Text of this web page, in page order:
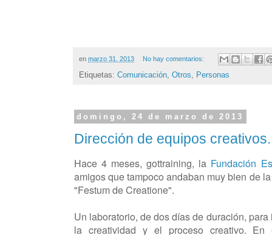
en marzo 31, 2013 No hay comentarios:
Etiquetas: Comunicación, Otros, Personas
domingo, 24 de marzo de 2013
Dirección de equipos
Hace 4 meses, gottraining, la Fundación
amigos que tampoco andaban muy bien de
"Festum de Creatione".
Un laboratorio,de dos días de duración, para
la creatividad y el proceso creativo.